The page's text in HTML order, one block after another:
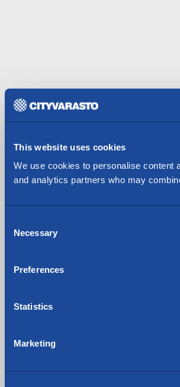
This website uses cookies
We use cookies to personalise content
and analytics partners who may
Selection
Necessary
Preferences
Statistics
Marketing